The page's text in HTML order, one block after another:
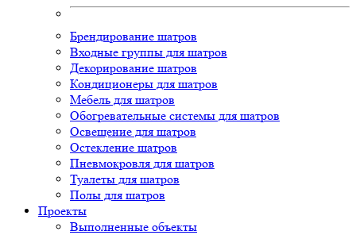
Брендирование шатров
Входные группы для шатров
Декорирование шатров
Кондиционеры для шатров
Мебель для шатров
Обогревательные системы для шатров
Освещение для шатров
Остекление шатров
Пневмокровля для шатров
Туалеты для шатров
Полы для шатров
Проекты
Выполненные объекты